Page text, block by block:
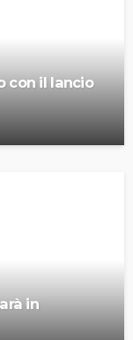
con il lancio
in